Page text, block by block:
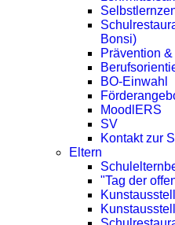
Bonsi)
Prävention
BO-Einwahl
MoodlERS
SV
Kontakt zur
Eltern
"Tag der